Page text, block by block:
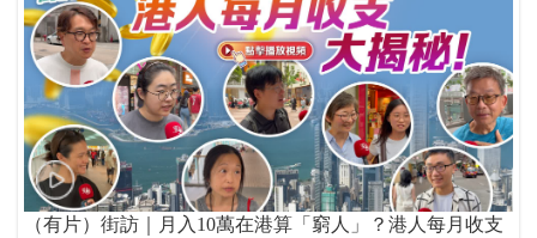
（有片）街訪｜月入10萬在港算「窮人」？港人每月收支